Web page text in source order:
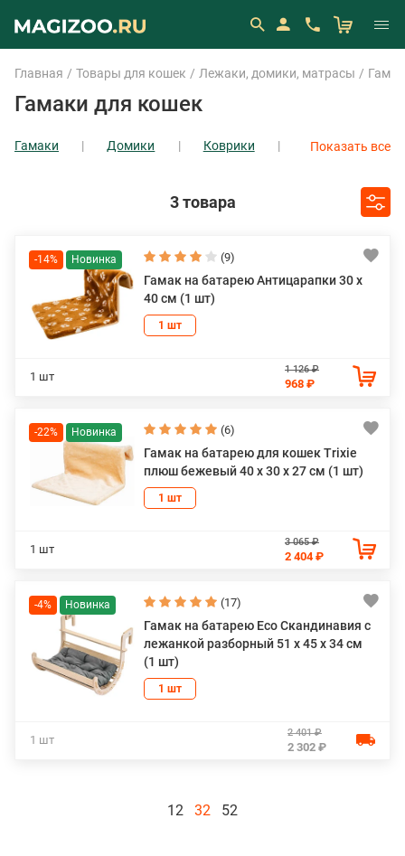
Главная Товары для кошек Лежаки, домики, матрасы
Гамаки для кошек
Гамаки Домики
Коврики
Показать все
3 товара
-14% (9)
Гамак на батарею Антицарапки 30 х
40 см (1 шт)
1 шт
1 шт
1 126 ₽
968 ₽
-22% (6)
Гамак на батарею для кошек Trixie
плюш бежевый 40 х 30 х 27 см (1 шт)
1 шт
1 шт
3 065 ₽
2 404 ₽
-4% (17)
Гамак на батарею Eco Скандинавия с
лежанкой разборный 51 х 45 х 34 см
(1 шт)
1 шт
1 шт
2 401 ₽
2 302 ₽
12 32 52